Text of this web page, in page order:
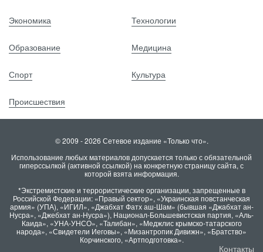
Экономика Технологии
Образование Медицина
Спорт Культура
Происшествия
© 2009 - 2026 Сетевое издание «Только что».
Использование любых материалов допускается только с обязательной
гиперссылкой (активной ссылкой) на конкретную страницу сайта, с
которой взята информация.
*Экстремистские и террористические организации, запрещенные в
Российской Федерации: «Правый сектор», «Украинская повстанческая
армия» (УПА), «ИГИЛ», «Джабхат Фатх аш-Шам» (бывшая «Джабхат ан-
Нусра», «Джебхат ан-Нусра»), Национал-Большевистская партия, «Аль-
Каида», «УНА-УНСО», «Талибан», «Меджлис крымско-татарского
народа», «Свидетели Иеговы», «Мизантропик Дивижн», «Братство»
Корчинского, «Артподготовка».
Контакты